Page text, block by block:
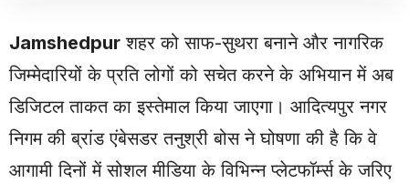
Jamshedpur शहर को साफ-सुथरा बनाने और नागरिक
जिम्मेदारियों के प्रति लोगों को सचेत करने के अभियान में अब
डिजिटल ताकत का इस्तेमाल किया जाएगा। आदित्यपुर नगर
निगम की ब्रांड एंबेसडर तनुश्री बोस ने घोषणा की है कि वे
आगामी दिनों में सोशल मीडिया के विभिन्न प्लेटफॉर्म्स के जरिए